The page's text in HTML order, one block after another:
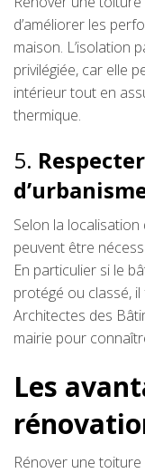
d’améliorer les
maison. L’isolation
privilégiée, car elle
intérieur tout en
thermique.
5.
Selon la
peuvent être
En particulier si le
protégé ou classé,
Architectes des
mairie pour
Les
Rénover une